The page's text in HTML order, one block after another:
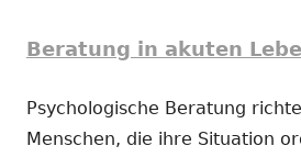
Beratung in akuten
Psychologische Beratung
Menschen, die ihre Situation